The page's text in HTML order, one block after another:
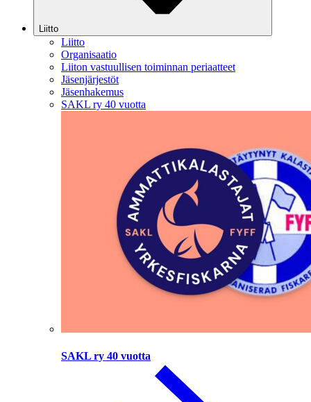
Liitto
Liitto
Organisaatio
Liiton vastuullisen toiminnan periaatteet
Jäsenjärjestöt
Jäsenhakemus
SAKL ry 40 vuotta
SAKL ry 40 vuotta